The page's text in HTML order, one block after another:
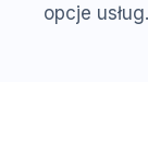
opcje usług.